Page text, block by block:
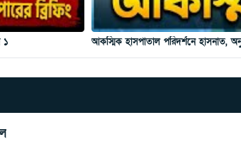
১ আকস্মিক হাসপাতাল পরিদর্শনে হাসনাত,